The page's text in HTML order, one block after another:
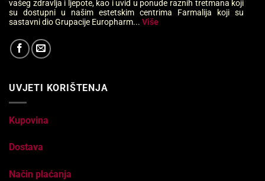
vašeg zdravlja i ljepote, kao i uvid u ponude raznih tretmana koji
su dostupni u našim estetskim centrima Farmalija koji su
sastavni dio Grupacije Europharm... Više
UVJETI KORIŠTENJA
Kupovina
Dostava
Način plaćanja